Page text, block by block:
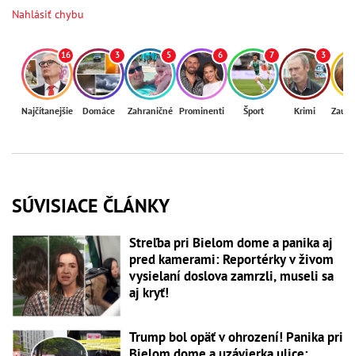
Nahlásiť chybu
16
Najčítanejšie
3
Domáce
5
Zahraničné
6
Prominenti
7
Šport
3
Krimi
SÚVISIACE ČLÁNKY
Streľba pri Bielom dome a panika aj
pred kamerami: Reportérky v živom
vysielaní doslova zamrzli, museli sa
aj kryť!
Trump bol opäť v ohrození! Panika pri